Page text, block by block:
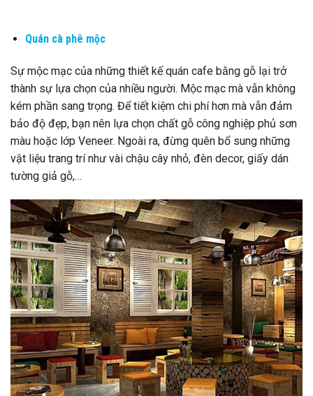
Quán cà phê mộc
Sự mộc mạc của những thiết kế quán cafe bằng gỗ lại trở
thành sự lựa chọn của nhiều người. Mộc mạc mà vẫn không
kém phần sang trọng. Để tiết kiệm chi phí hơn mà vẫn đảm
bảo độ đẹp, bạn nên lựa chọn chất gỗ công nghiệp phủ sơn
màu hoặc lớp Veneer. Ngoài ra, đừng quên bổ sung những
vật liệu trang trí như vài chậu cây nhỏ, đèn decor, giấy dán
tường giả gỗ,…